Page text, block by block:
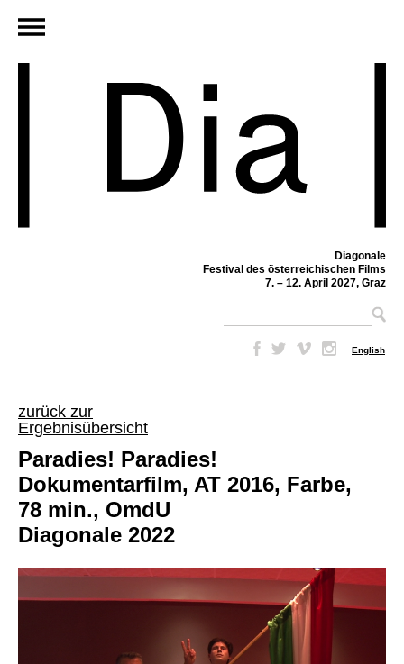
Diagonale
Festival des österreichischen Films
7. – 12. April 2027, Graz
– English
zurück zur
Ergebnisübersicht
Paradies! Paradies!
Dokumentarfilm, AT 2016, Farbe,
78 min., OmdU
Diagonale 2022